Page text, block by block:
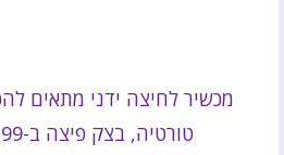
מכשיר לחיצה ידני מתאים
טורטיה, בצק פיצה ב-99 משלוח חינם!!